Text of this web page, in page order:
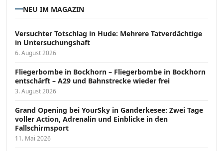
NEU IM MAGAZIN
Versucht­er Totschlag in Hude: Mehrere Tatverdächtige
in Untersuchungshaft
6. August 2026
Fliegerbombe in Bockhorn – Fliegerbombe in Bockhorn
entschärft – A29 und Bahnstrecke wieder frei
3. August 2026
Grand Opening bei YourSky in Ganderkesee: Zwei Tage
voller Action, Adrenalin und Einblicke in den
Fallschirmsport
11. Mai 2026